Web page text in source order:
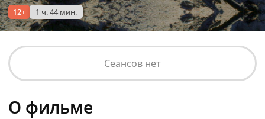
12+ 1 ч. 44 мин.
Сеансов нет
О фильме